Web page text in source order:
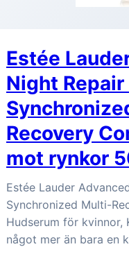
Estée
Night Repair
Recovery
mot rynkor
Estée Lauder
Synchronized Multi-
Hudserum för kvinnor,
något mer än bara en